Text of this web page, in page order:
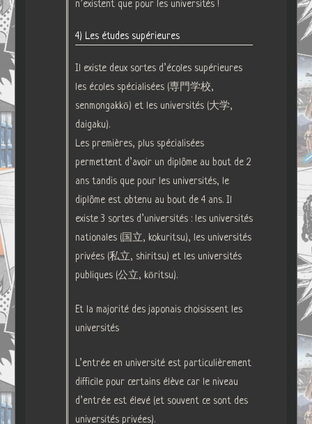
n’existent que pour les universités !
4) Les études supérieures
Il existe deux sortes d’écoles supérieures
les écoles spécialisées (専門学校,
senmongakkō) et les universités (大学,
daigaku).
Les premières, plus spécialisées
permettent d’avoir un diplôme au bout de 2
ans tandis que pour les universités, le
diplôme est obtenu au bout de 4 ans. Il
existe 3 sortes d’universités : les universités
nationales (国立, kokuritsu), les universités
privées (私立, shiritsu) et les universités
publiques (公立, kōritsu).
Et la majorité des japonais choisissent les
universités
L’entrée en université est particulièrement
difficile pour certains élève car le niveau
d’entrée est élevé (et souvent ce sont des
universités privées).